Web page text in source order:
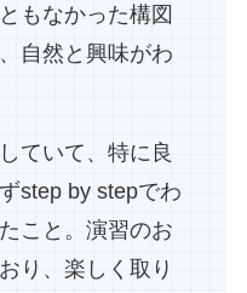
もなかった構図
自然と興味がわ
ていて、特に良
step by stepでわ
こと。演習のお
り、楽しく取り